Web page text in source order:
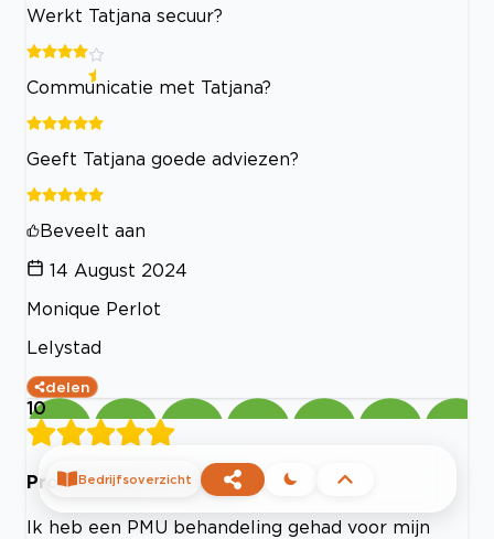
Werkt Tatjana secuur?
Communicatie met Tatjana?
Geeft Tatjana goede adviezen?
Beveelt aan
14 August 2024
Monique Perlot
Lelystad
delen
10
Professioneel en secuur
Ik heb een PMU behandeling gehad voor mijn
Bedrijfsoverzicht